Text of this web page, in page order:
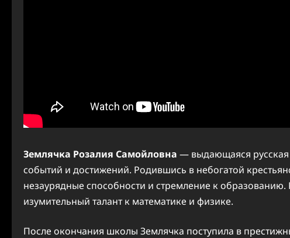
Землячка Розалия Самойловна — выдающаяся
событий и достижений. Родившись в небогатой
незаурядные способности и стремление к
изумительный талант к математике и физике.
После окончания школы Землячка поступила в